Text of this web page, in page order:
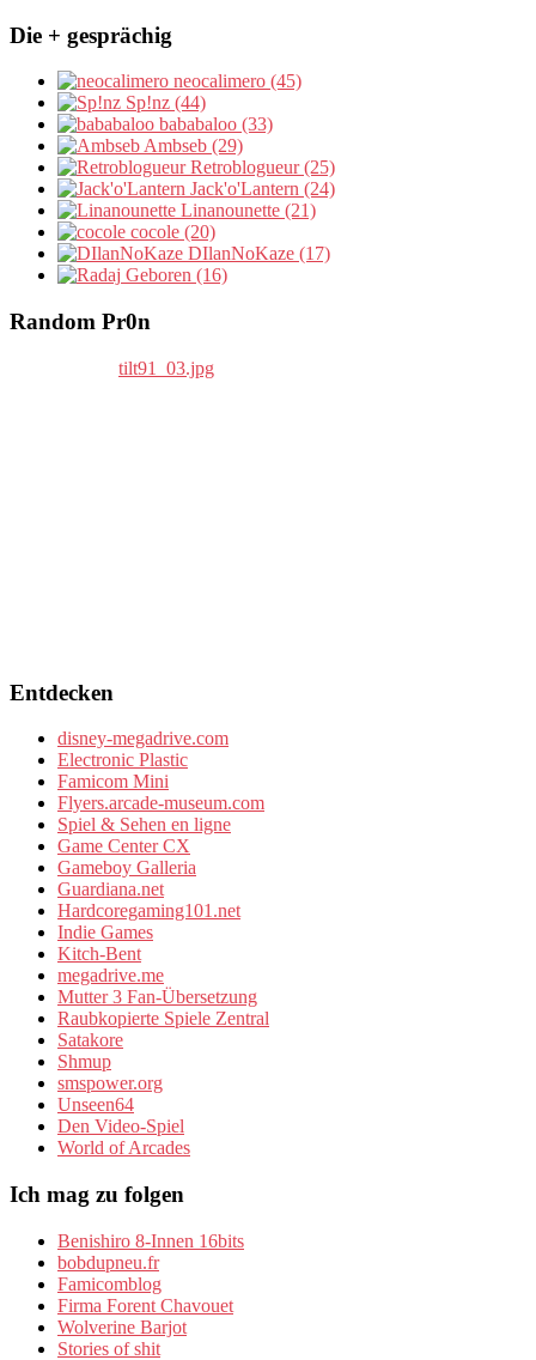
Die + gesprächig
neocalimero (45)
Sp!nz (44)
bababaloo (33)
Ambseb (29)
Retroblogueur (25)
Jack'o'Lantern (24)
Linanounette (21)
cocole (20)
DIlanNoKaze (17)
Geboren (16)
Random Pr0n
Entdecken
disney-megadrive.com
Electronic Plastic
Famicom Mini
Flyers.arcade-museum.com
Spiel & Sehen en ligne
Game Center CX
Gameboy Galleria
Guardiana.net
Hardcoregaming101.net
Indie Games
Kitch-Bent
megadrive.me
Mutter 3 Fan-Übersetzung
Raubkopierte Spiele Zentral
Satakore
Shmup
smspower.org
Unseen64
Den Video-Spiel
World of Arcades
Ich mag zu folgen
Benishiro 8-Innen 16bits
bobdupneu.fr
Famicomblog
Firma Forent Chavouet
Wolverine Barjot
Stories of shit